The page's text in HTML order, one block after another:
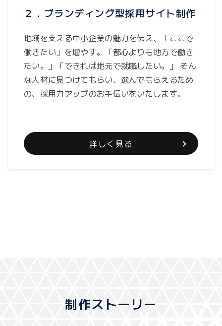
２．ブランディング型採用サイト制作
地域を支える中小企業の魅力を伝え、「ここで
働きたい」を増やす。「都心よりも地方で働き
たい。」「できれば地元で就職したい。」 そん
な人材に見つけてもらい、選んでもらえるため
の、採用力アップのお手伝いをいたします。
詳しく見る
制作ストーリー